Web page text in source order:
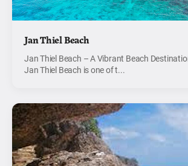
Jan Thiel Beach
Jan Thiel Beach – A Vibrant Beach
Jan Thiel Beach is one of t...